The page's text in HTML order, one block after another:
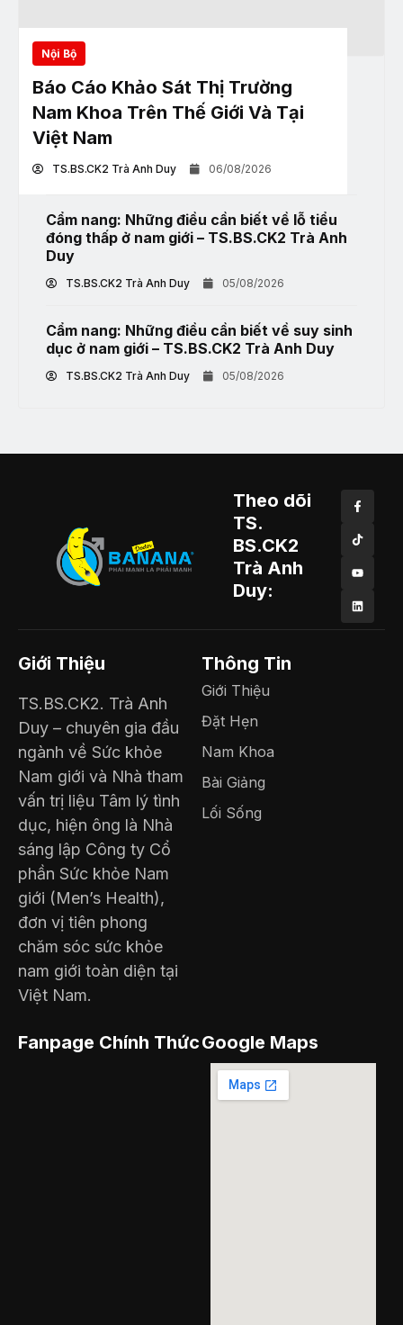
Nội Bộ
Báo Cáo Khảo Sát Thị Trường
Nam Khoa Trên Thế Giới Và Tại
Việt Nam
TS.BS.CK2 Trà Anh Duy 06/08/2026
Cẩm nang: Những điều cần biết về lỗ tiểu
đóng thấp ở nam giới – TS.BS.CK2 Trà Anh
Duy
TS.BS.CK2 Trà Anh Duy 05/08/2026
Cẩm nang: Những điều cần biết về suy sinh
dục ở nam giới – TS.BS.CK2 Trà Anh Duy
TS.BS.CK2 Trà Anh Duy 05/08/2026
Theo dõi
TS.
BS.CK2
Trà Anh
Duy:
Giới Thiệu
TS.BS.CK2. Trà Anh
Duy – chuyên gia đầu
ngành về Sức khỏe
Nam giới và Nhà tham
vấn trị liệu Tâm lý tình
dục, hiện ông là Nhà
sáng lập Công ty Cổ
phần Sức khỏe Nam
giới (Men’s Health),
đơn vị tiên phong
chăm sóc sức khỏe
nam giới toàn diện tại
Việt Nam.
Thông Tin
Giới Thiệu
Đặt Hẹn
Nam Khoa
Bài Giảng
Lối Sống
Fanpage Chính ThứcGoogle Maps